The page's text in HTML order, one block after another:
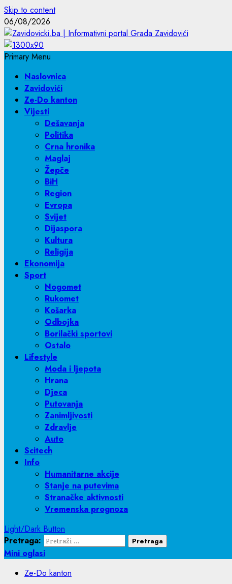
Skip to content
06/08/2026
Primary Menu
Naslovnica
Zavidovići
Ze-Do kanton
Vijesti
Dešavanja
Politika
Crna hronika
Maglaj
Žepče
BiH
Region
Evropa
Svijet
Dijaspora
Kultura
Religija
Ekonomija
Sport
Nogomet
Rukomet
Košarka
Odbojka
Borilački sportovi
Ostalo
Lifestyle
Moda i ljepota
Hrana
Djeca
Putovanja
Zanimljivosti
Zdravlje
Auto
Scitech
Info
Humanitarne akcije
Stanje na putevima
Stranačke aktivnosti
Vremenska prognoza
Light/Dark Button
Pretraga:
Mini oglasi
Ze-Do kanton